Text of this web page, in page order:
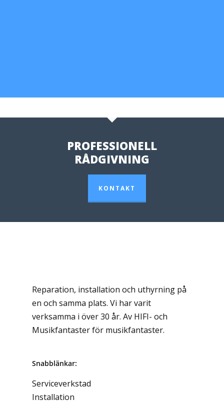
PROFESSIONELL
RÅDGIVNING
KONTAKT
Reparation, installation och uthyrning på
en och samma plats. Vi har varit
verksamma i över 30 år. Av HIFI- och
Musikfantaster för musikfantaster.
Snabblänkar:
Serviceverkstad
Installation